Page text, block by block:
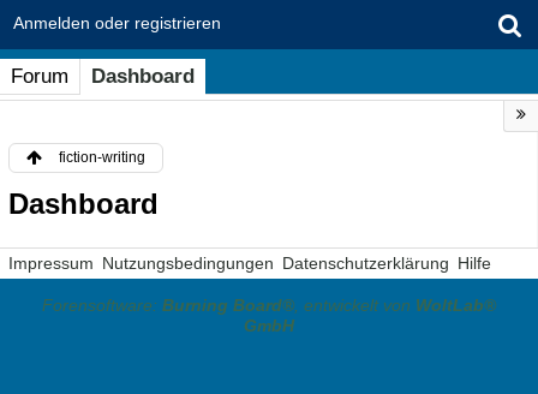
Anmelden oder registrieren
Forum Dashboard
fiction-writing
Dashboard
Impressum Nutzungsbedingungen Datenschutzerklärung Hilfe
Forensoftware: Burning Board® , entwickelt von WoltLab®
GmbH